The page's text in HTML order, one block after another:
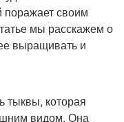
своим
мы расскажем о
выращивать и
тыквы, которая
видом. Она